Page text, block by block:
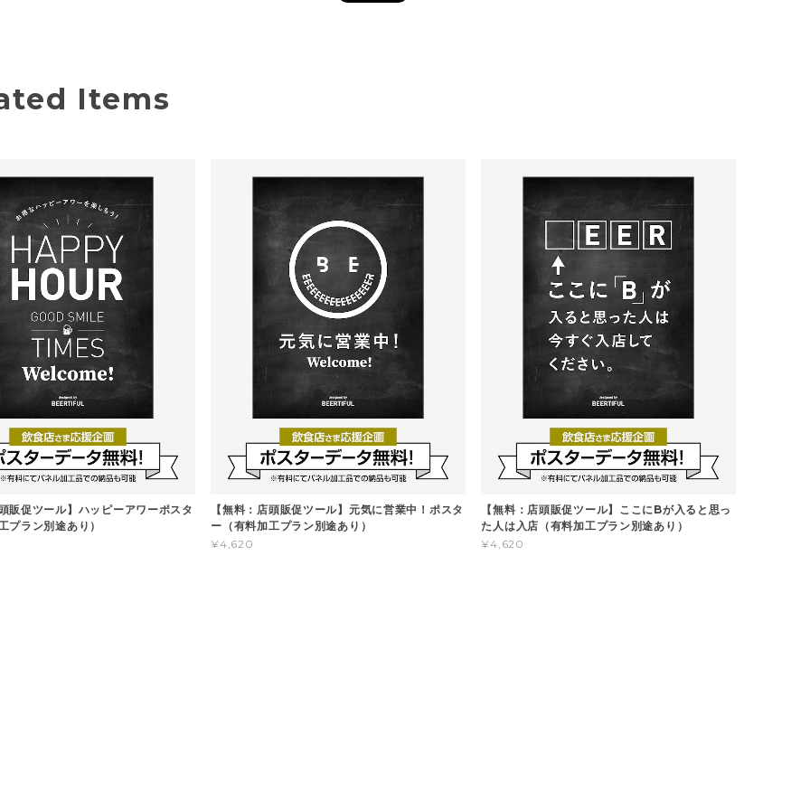
Items
販促ツール】ハッピーアワーポスタ
プラン別途あり）
【無料：店頭販促ツール】元気に営業中！ポスタ
ー（有料加工プラン別途あり）
¥4,620
【無料：店頭販促ツール】ここにBが入ると思っ
た人は入店（有料加工プラン別途あり）
¥4,620